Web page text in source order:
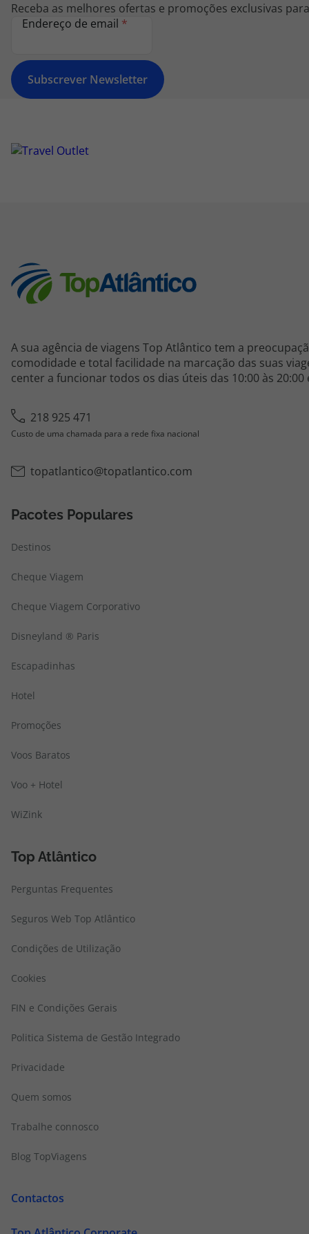
Receba as melhores ofertas e promoções exclusivas
Endereço de email *
Subscrever Newsletter
A sua agência de viagens Top Atlântico tem a
comodidade e total facilidade na marcação das suas
center a funcionar todos os dias úteis das 10:00 às 20:00
218 925 471
Custo de uma chamada para a rede fixa nacional
topatlantico@topatlantico.com
Pacotes Populares
Destinos
Cheque Viagem
Cheque Viagem Corporativo
Disneyland ® Paris
Escapadinhas
Hotel
Promoções
Voos Baratos
Voo + Hotel
WiZink
Top Atlântico
Perguntas Frequentes
Seguros Web Top Atlântico
Condições de Utilização
Cookies
FIN e Condições Gerais
Politica Sistema de Gestão Integrado
Privacidade
Quem somos
Trabalhe connosco
Blog TopViagens
Contactos